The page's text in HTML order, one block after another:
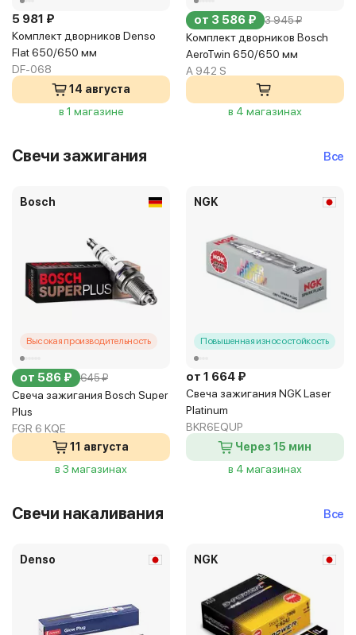
5 981 ₽
Комплект дворников Denso
Flat 650/650 мм
DF-068
14 августа
в 1 магазине
от 3 586 ₽ 3 945 ₽
Комплект дворников Bosch
AeroTwin 650/650 мм
A 942 S
в 4 магазинах
Свечи зажигания Все
Bosch
Высокая производительность
от 586 ₽ 645 ₽
Свеча зажигания Bosch Super
Plus
FGR 6 KQE
11 августа
в 3 магазинах
NGK
Повышенная износостойкость
от 1 664 ₽
Свеча зажигания NGK Laser
Platinum
BKR6EQUP
Через 15 мин
в 4 магазинах
Свечи накаливания Все
Denso NGK